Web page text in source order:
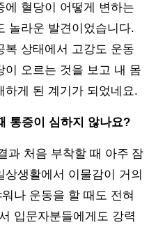
에 혈당이 어떻게 변하는
놀라운 발견이었습니다.
복 상태에서 고강도 운동
이 오르는 것을 보고 내 몸
하게 된 계기가 되었네요.
통증이 심하지 않나요?
과 처음 부착할 때 아주 잠
생활에서 이물감이 거의
나 운동을 할 때도 전혀
입문자분들에게도 강력